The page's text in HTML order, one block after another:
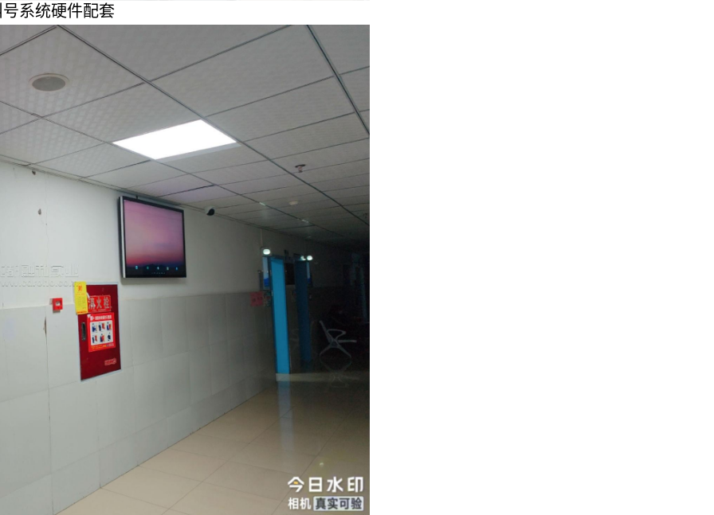
系统硬件配套